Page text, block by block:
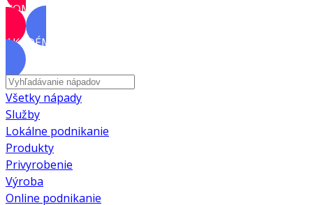
KOMUNITA
AKADÉMIA
Všetky nápady
Služby
Lokálne podnikanie
Produkty
Privyrobenie
Výroba
Online podnikanie